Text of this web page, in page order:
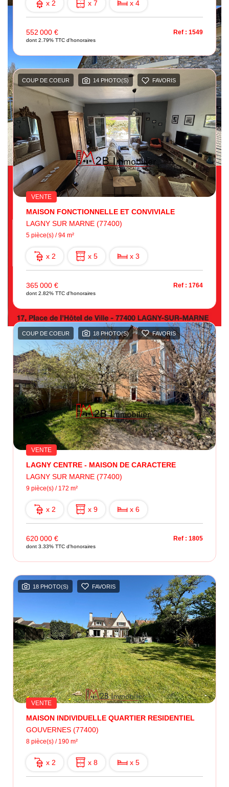
x 2 x 7 x 4
552 000 €
dont 2.79% TTC d'honoraires
Ref : 1549
COUP DE COEUR 14 PHOTO(S) FAVORIS
VENTE
MAISON FONCTIONNELLE ET CONVIVIALE
LAGNY SUR MARNE (77400)
5 pièce(s) / 94 m²
x 2 x 5 x 3
365 000 €
dont 2.82% TTC d'honoraires
Ref : 1764
COUP DE COEUR 18 PHOTO(S) FAVORIS
VENTE
LAGNY CENTRE - MAISON DE CARACTERE
LAGNY SUR MARNE (77400)
9 pièce(s) / 172 m²
x 2 x 9 x 6
620 000 €
dont 3.33% TTC d'honoraires
Ref : 1805
18 PHOTO(S) FAVORIS
VENTE
MAISON INDIVIDUELLE QUARTIER RESIDENTIEL
GOUVERNES (77400)
8 pièce(s) / 190 m²
x 2 x 8 x 5